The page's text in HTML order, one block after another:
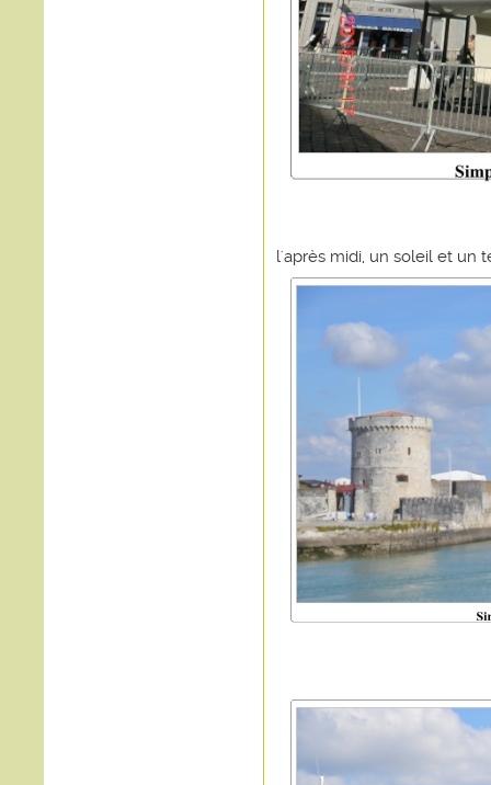
l'après midi, un soleil et un